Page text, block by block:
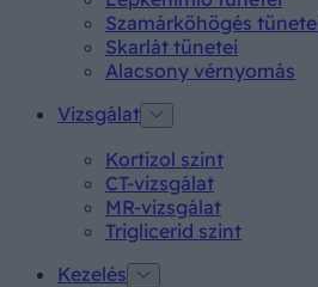
Szamárköhögés
Skarlát tünetei
Alacsony vérnyomás
Vizsgálat
Kortizol szint
CT-vizsgálat
MR-vizsgálat
Triglicerid szint
Kezelés